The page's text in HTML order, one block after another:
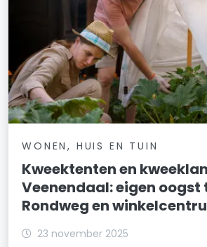
WONEN, HUIS EN TUIN
Kweektenten en
Veenendaal: eigen oogst
Rondweg en
23 november 2025